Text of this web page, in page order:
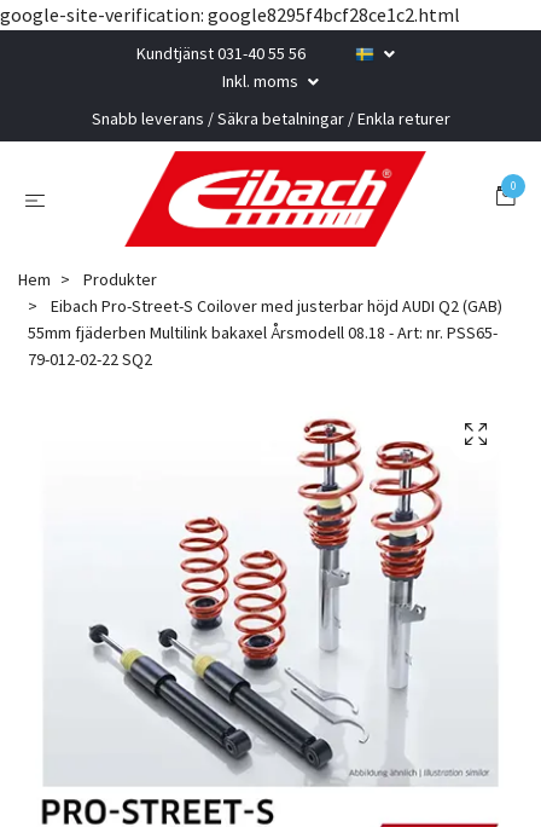
google-site-verification: google8295f4bcf28ce1c2.html
Kundtjänst 031-40 55 56
Inkl. moms
Snabb leverans / Säkra betalningar / Enkla returer
0
Hem
Produkter
Eibach Pro-Street-S Coilover med justerbar höjd AUDI Q2 (GAB)
55mm fjäderben Multilink bakaxel Årsmodell 08.18 - Art: nr. PSS65-
79-012-02-22 SQ2